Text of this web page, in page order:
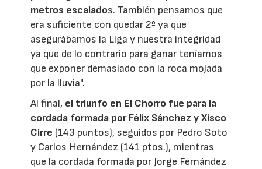
metros escalados. También pensamos que
era suficiente con quedar 2º ya que
asegurábamos la Liga y nuestra integridad
ya que de lo contrario para ganar teníamos
que exponer demasiado con la roca mojada
por la lluvia".
Al final, el triunfo en El Chorro fue para la
cordada formada por Félix Sánchez y Xisco
Cirre (143 puntos), seguidos por Pedro Soto
y Carlos Hernández (141 ptos.), mientras
que la cordada formada por Jorge Fernández